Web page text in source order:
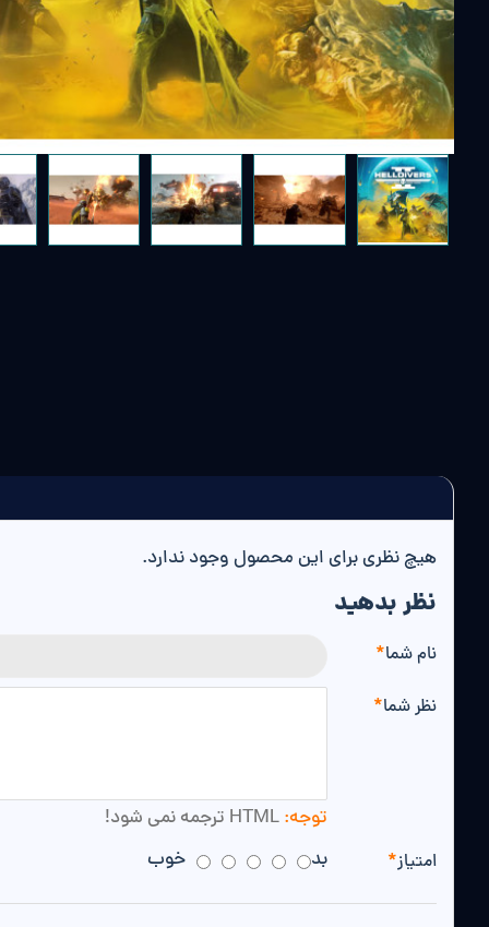
هیچ نظری برای این محصول وجود ندارد.
نظر بدهید
نام شما
نظر شما
توجه:
امتیاز بد خوب